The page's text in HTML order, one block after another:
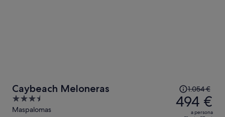
Caybeach Meloneras
3.5
out
Maspalomas
prezzo
era
1.054 €
494 €
a persona